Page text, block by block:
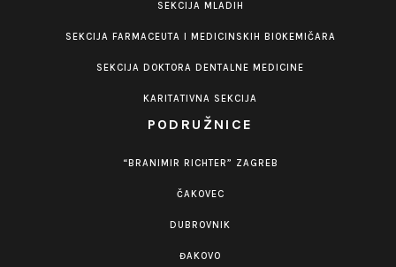
SEKCIJA MLADIH
SEKCIJA FARMACEUTA I MEDICINSKIH BIOKEMIČARA
SEKCIJA DOKTORA DENTALNE MEDICINE
KARITATIVNA SEKCIJA
PODRUŽNICE
“BRANIMIR RICHTER” ZAGREB
ČAKOVEC
DUBROVNIK
ĐAKOVO